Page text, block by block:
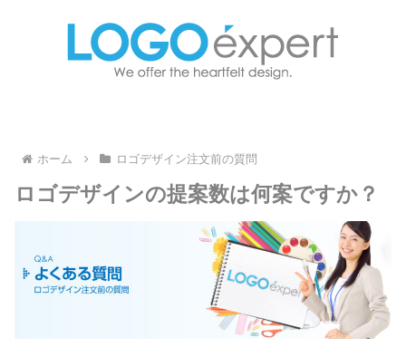
ホーム ロゴデザイン注文前の質問
ロゴデザインの提案数は何案ですか？